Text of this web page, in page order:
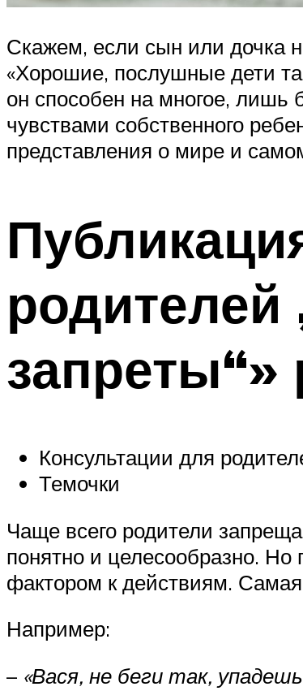
Скажем, если сын или дочка
«Хорошие, послушные дети
он способен на многое, лишь
чувствами собственного
представления о мире и
родителей
запреты“»
Консультации для
Темочки
Чаще всего родители
понятно и целесообразно.
фактором к действиям. Самая
Например:
– «Вася, не беги так,